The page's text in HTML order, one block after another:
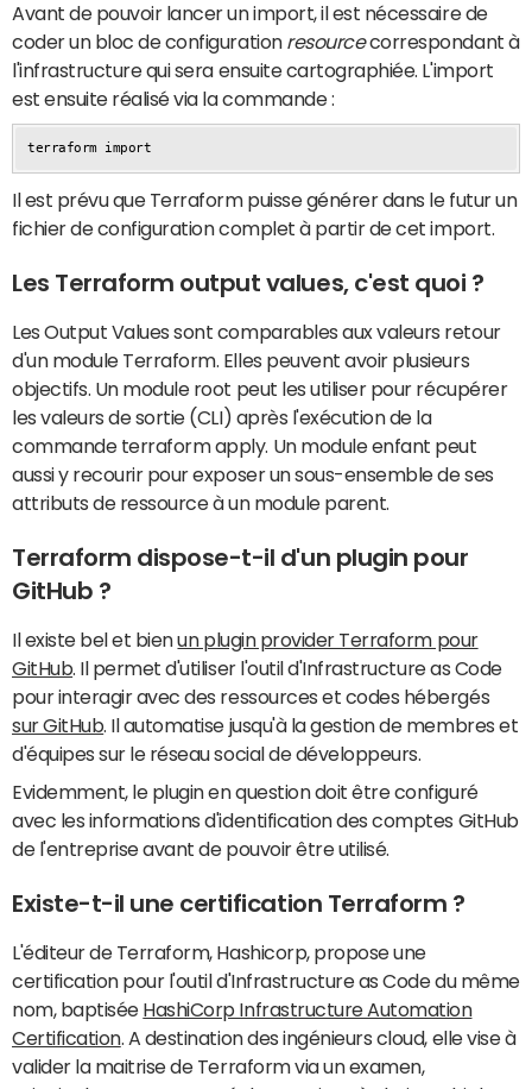
Avant de pouvoir lancer un import, il est nécessaire de
coder un bloc de configuration resourcecorrespondant à
l'infrastructure qui sera ensuite cartographiée. L'import
est ensuite réalisé via la commande :
Il est prévu que Terraform puisse générer dans le futur un
fichier de configuration complet à partir de cet import.
Les Terraform output values, c'est quoi ?
Les Output Values sont comparables aux valeurs retour
d'un module Terraform. Elles peuvent avoir plusieurs
objectifs. Un module root peut les utiliser pour récupérer
les valeurs de sortie (CLI) après l'exécution de la
commande terraform apply. Un module enfant peut
aussi y recourir pour exposer un sous-ensemble de ses
attributs de ressource à un module parent.
Terraform dispose-t-il d'un plugin pour
GitHub ?
Il existe bel et bienun plugin provider Terraform pour
GitHub . Il permet d'utiliser l'outil d'Infrastructure as Code
pour interagir avec des ressources et codes hébergés
sur GitHub . Il automatise jusqu'à la gestion de membres et
d'équipes sur le réseau social de développeurs.
Evidemment, le plugin en question doit être configuré
avec les informations d'identification des comptes GitHub
de l'entreprise avant de pouvoir être utilisé.
Existe-t-il une certification Terraform ?
L'éditeur de Terraform, Hashicorp, propose une
certification pour l'outil d'Infrastructure as Code du même
nom, baptisée HashiCorp Infrastructure Automation
Certification. A destination des ingénieurs cloud, elle vise à
valider la maitrise de Terraform via un examen,